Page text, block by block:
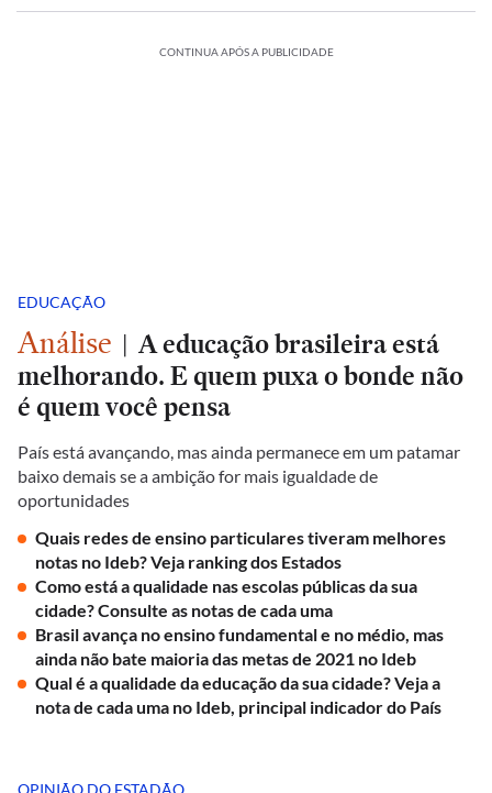
CONTINUA APÓS A PUBLICIDADE
EDUCAÇÃO
Análise | A educação brasileira está
melhorando. E quem puxa o bonde não
é quem você pensa
País está avançando, mas ainda permanece em um patamar
baixo demais se a ambição for mais igualdade de
oportunidades
Quais redes de ensino particulares tiveram melhores
notas no Ideb? Veja ranking dos Estados
Como está a qualidade nas escolas públicas da sua
cidade? Consulte as notas de cada uma
Brasil avança no ensino fundamental e no médio, mas
ainda não bate maioria das metas de 2021 no Ideb
Qual é a qualidade da educação da sua cidade? Veja a
nota de cada uma no Ideb, principal indicador do País
OPINIÃO DO ESTADÃO